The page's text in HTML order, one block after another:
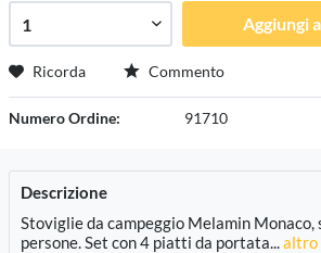
Aggiungi
Ricorda Commento
Numero Ordine: 91710
Descrizione
Stoviglie da campeggio Melamin Monaco,
persone. Set con 4 piatti da portata...altro